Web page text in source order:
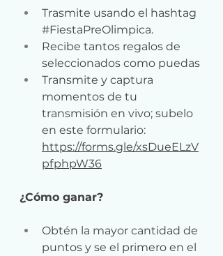
Trasmite usando el hashtag
#FiestaPreOlimpica.
Recibe tantos regalos de
seleccionados como puedas
Transmite y captura
momentos de tu
transmisión en vivo; subelo
en este formulario:
https://forms.gle/xsDueELzV
pfphpW36
¿Cómo ganar?
Obtén la mayor cantidad de
puntos y se el primero en el